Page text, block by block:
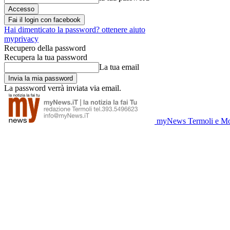
Fai il login con facebook
Hai dimenticato la password? ottenere aiuto
myprivacy
Recupero della password
Recupera la tua password
La tua email
La password verrà inviata via email.
myNews Termoli e